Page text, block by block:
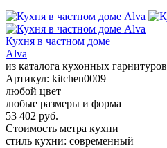
Кухня в частном доме
Alva
из каталога кухонных гарнитуров
Артикул: kitchen0009
любой цвет
любые размеры и форма
53 402 руб.
Стоимость метра кухни
стиль кухни: современный